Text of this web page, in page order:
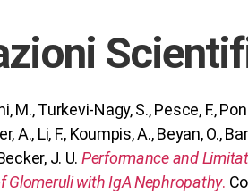
M., Turkevi-Nagy, S., Pesce, F.,
A., Li, F., Koumpis, A., Beyan, O.,
J. U. Performance and
Glomeruli with IgA Nephropathy.